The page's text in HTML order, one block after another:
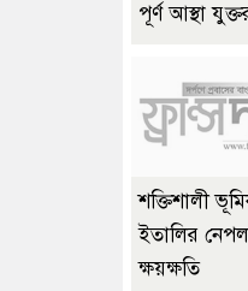
পূর্ণ আস্থা
শক্তিশালী
ইতালির
ক্ষয়ক্ষতি